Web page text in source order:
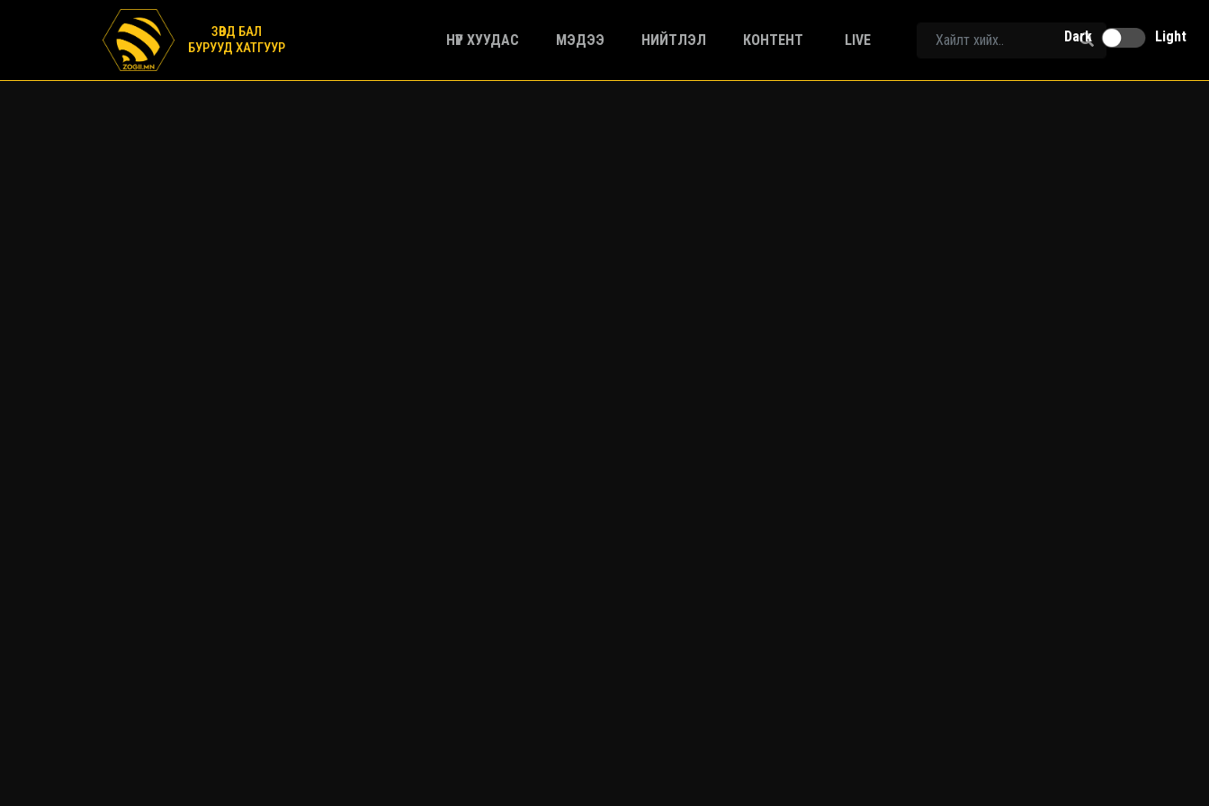
ЗӨВД БАЛ
БУРУУД ХАТГУУР
НҮҮР ХУУДАС МЭДЭЭ НИЙТЛЭЛ КОНТЕНТ LIVE Dark Light